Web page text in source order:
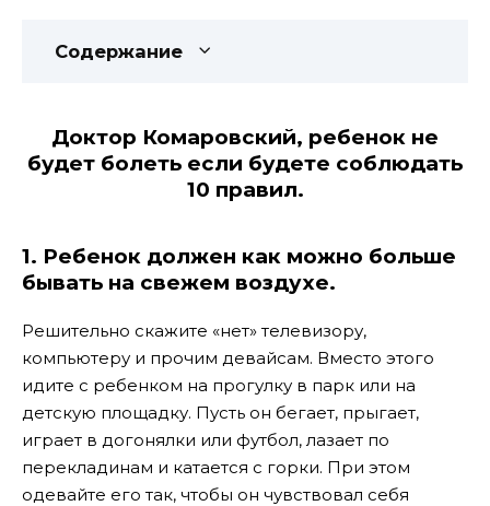
Содержание
Доктор Комаровский, ребенок не
будет болеть если будете соблюдать
10 правил.
1. Ребенок должен как можно больше
бывать на свежем воздухе.
Решительно скажите «нет» телевизору,
компьютеру и прочим девайсам. Вместо этого
идите с ребенком на прогулку в парк или на
детскую площадку. Пусть он бегает, прыгает,
играет в догонялки или футбол, лазает по
перекладинам и катается с горки. При этом
одевайте его так, чтобы он чувствовал себя